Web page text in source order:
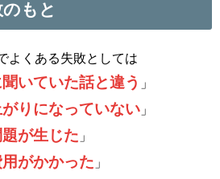
もと
よくある失敗としては
いていた話と違う 」
りになっていない 」
が生じた 」
がかかった 」